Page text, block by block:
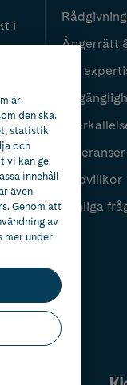
i
Ångerrätt
Vår
Leveranser
Köpvillkor
Vanliga
är
den ska.
statistik
och
vi kan ge
innehåll
även
Genom att
av
mer under